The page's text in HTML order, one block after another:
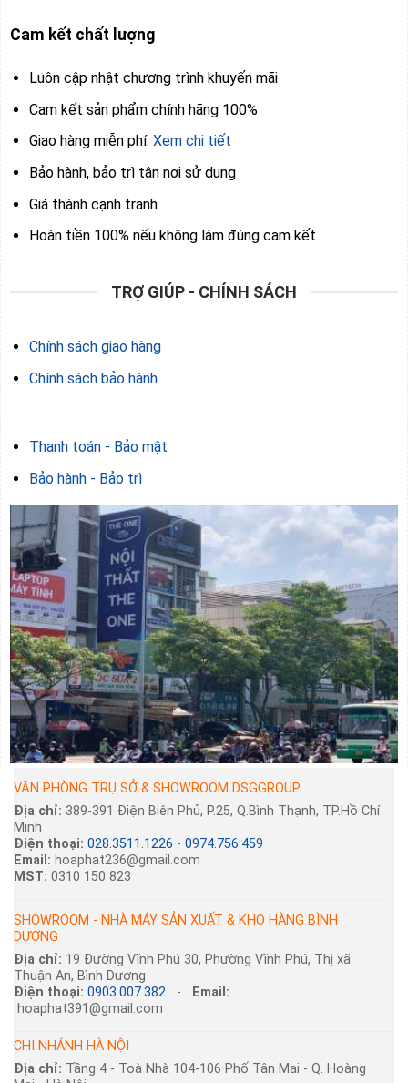
Cam kết chất lượng
Luôn cập nhật chương trình khuyến mãi
Cam kết sản phẩm chính hãng 100%
Giao hàng miễn phí. Xem chi tiết
Bảo hành, bảo trì tận nơi sử dụng
Giá thành cạnh tranh
Hoàn tiền 100% nếu không làm đúng cam kết
TRỢ GIÚP - CHÍNH SÁCH
Chính sách giao hàng
Chính sách bảo hành
Thanh toán - Bảo mật
Bảo hành - Bảo trì
VĂN PHÒNG TRỤ SỞ & SHOWROOM DSGGROUP
Địa chỉ: 389-391 Điện Biên Phủ, P.25, Q.Bình Thạnh, TP.Hồ Chí
Minh
Điện thoại: 028.3511.1226 - 0974.756.459
Email: hoaphat236@gmail.com
MST: 0310 150 823
SHOWROOM - NHÀ MÁY SẢN XUẤT & KHO HÀNG BÌNH
DƯƠNG
Địa chỉ: 19 Đường Vĩnh Phú 30, Phường Vĩnh Phú, Thị xã
Thuận An, Bình Dương
Điện thoại: 0903.007.382- Email:
hoaphat391@gmail.com
CHI NHÁNH HÀ NỘI
Địa chỉ: Tầng 4 - Toà Nhà 104-106 Phố Tân Mai - Q. Hoàng